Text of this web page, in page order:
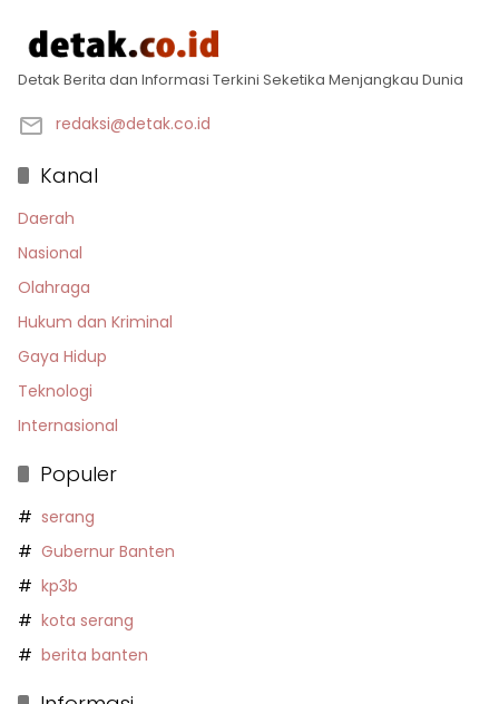
Detak Berita dan Informasi Terkini Seketika Menjangkau Dunia
redaksi@detak.co.id
Kanal
Daerah
Nasional
Olahraga
Hukum dan Kriminal
Gaya Hidup
Teknologi
Internasional
Populer
serang
Gubernur Banten
kp3b
kota serang
berita banten